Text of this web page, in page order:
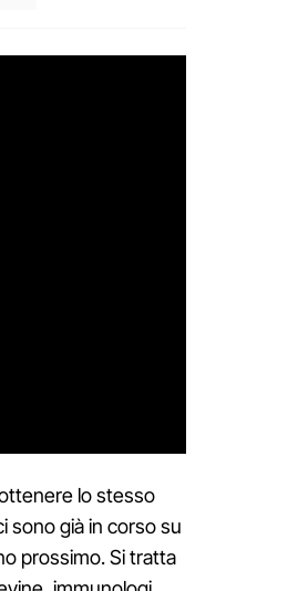
lo stesso
sono già in corso su
prossimo. Si tratta